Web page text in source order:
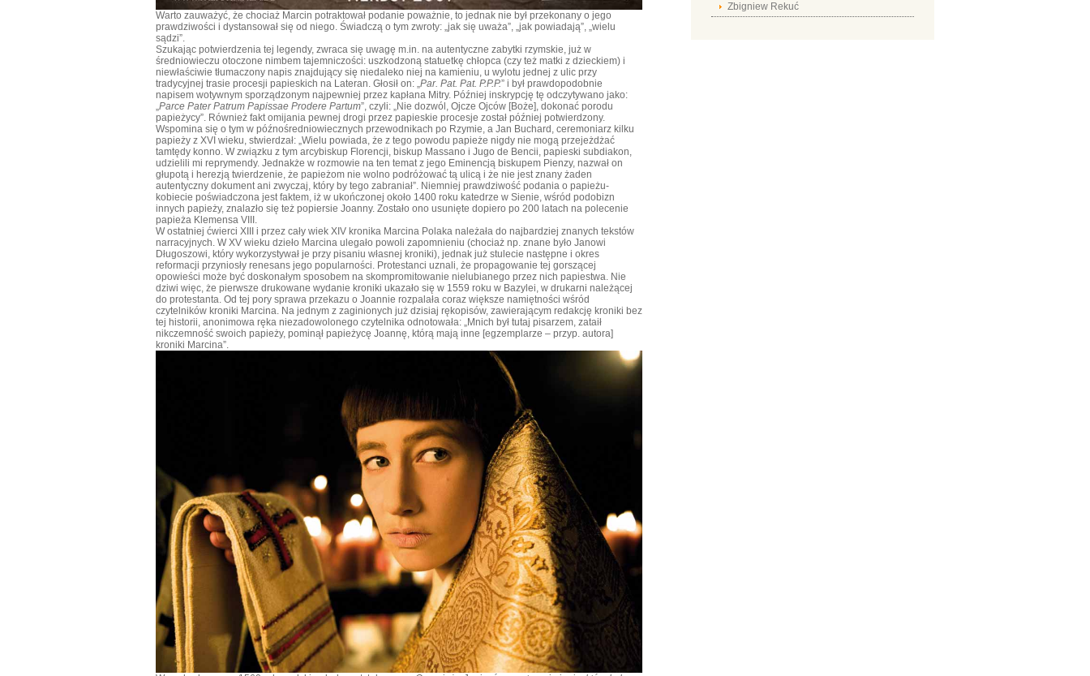
Warto zauważyć, że chociaż Marcin potraktował podanie poważnie, to jednak nie był przekonany o jego
prawdziwości i dystansował się od niego. Świadczą o tym zwroty: „jak się uważa”, „jak powiadają”, „wielu
sądzi”.
Szukając potwierdzenia tej legendy, zwraca się uwagę m.in. na autentyczne zabytki rzymskie, już w
średniowieczu otoczone nimbem tajemniczości: uszkodzoną statuetkę chłopca (czy też matki z dzieckiem) i
niewłaściwie tłumaczony napis znajdujący się niedaleko niej na kamieniu, u wylotu jednej z ulic przy
tradycyjnej trasie procesji papieskich na Lateran. Głosił on: „ Par. Pat. Pat. P.P.P.” i był prawdopodobnie
napisem wotywnym sporządzonym najpewniej przez kapłana Mitry. Później inskrypcję tę odczytywano jako:
Parce Pater Patrum Papissae Prodere Partum”, czyli: „Nie dozwól, Ojcze Ojców [Boże], dokonać porodu
papieżycy”. Również fakt omijania pewnej drogi przez papieskie procesje został później potwierdzony.
Wspomina się o tym w późnośredniowiecznych przewodnikach po Rzymie, a Jan Buchard, ceremoniarz kilku
papieży z XVI wieku, stwierdzał: „Wielu powiada, że z tego powodu papieże nigdy nie mogą przejeżdżać
tamtędy konno. W związku z tym arcybiskup Florencji, biskup Massano i Jugo de Bencii, papieski subdiakon,
udzielili mi reprymendy. Jednakże w rozmowie na ten temat z jego Eminencją biskupem Pienzy, nazwał on
głupotą i herezją twierdzenie, że papieżom nie wolno podróżować tą ulicą i że nie jest znany żaden
autentyczny dokument ani zwyczaj, który by tego zabraniał”. Niemniej prawdziwość podania o papieżu-
kobiecie poświadczona jest faktem, iż w ukończonej około 1400 roku katedrze w Sienie, wśród podobizn
innych papieży, znalazło się też popiersie Joanny. Zostało ono usunięte dopiero po 200 latach na polecenie
papieża Klemensa VIII.
W ostatniej ćwierci XIII i przez cały wiek XIV kronika Marcina Polaka należała do najbardziej znanych tekstów
narracyjnych. W XV wieku dzieło Marcina ulegało powoli zapomnieniu (chociaż np. znane było Janowi
Długoszowi, który wykorzystywał je przy pisaniu własnej kroniki), jednak już stulecie następne i okres
reformacji przyniosły renesans jego popularności. Protestanci uznali, że propagowanie tej gorszącej
opowieści może być doskonałym sposobem na skompromitowanie nielubianego przez nich papiestwa. Nie
dziwi więc, że pierwsze drukowane wydanie kroniki ukazało się w 1559 roku w Bazylei, w drukarni należącej
do protestanta. Od tej pory sprawa przekazu o Joannie rozpalała coraz większe namiętności wśród
czytelników kroniki Marcina. Na jednym z zaginionych już dzisiaj rękopisów, zawierającym redakcję kroniki bez
tej historii, anonimowa ręka niezadowolonego czytelnika odnotowała: „Mnich był tutaj pisarzem, zataił
nikczemność swoich papieży, pominął papieżycę Joannę, którą mają inne [egzemplarze – przyp. autora]
kroniki Marcina”.
Zbigniew Rekuć